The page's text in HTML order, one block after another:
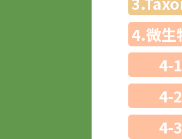
4.微生
4-
4-
4-